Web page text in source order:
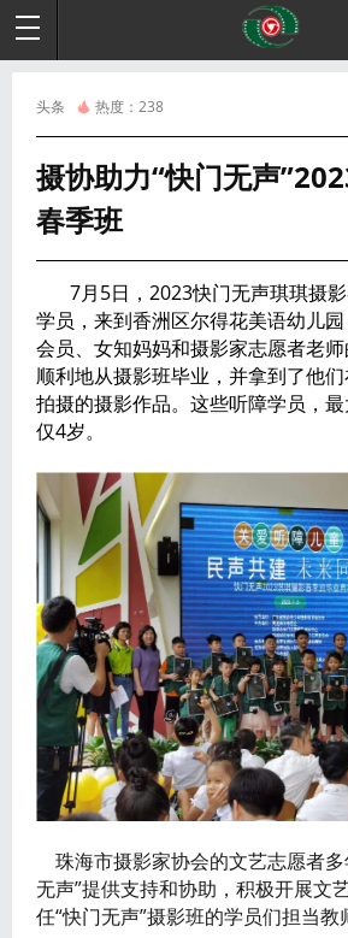
头条 热度： 238
摄协助力“快门无声
春季班
7月5日，2023快门无声琪琪摄影
学员，来到香洲区尔得花美语幼儿
会员、女知妈妈和摄影家志愿者老师
顺利地从摄影班毕业，并拿到了他
拍摄的摄影作品。这些听障学员，
仅4岁。
珠海市摄影家协会的文艺志愿者多
无声”提供支持和协助，积极开展文
任“快门无声”摄影班的学员们担当教